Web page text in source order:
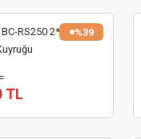
%39
RS250 2*4Ah
TL